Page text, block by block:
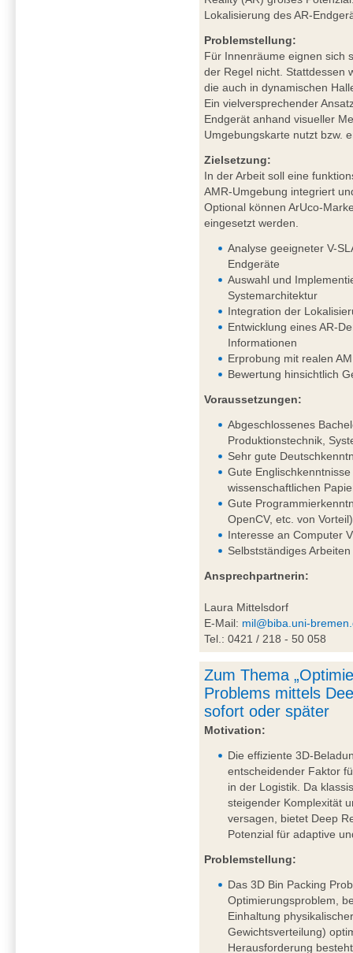
Lokalisierung des AR-
Problemstellung:
Für Innenräume eignen sich
der Regel nicht. Stattdessen
die auch in dynamischen
Ein vielversprechender
Endgerät anhand visueller
Umgebungskarte nutzt bzw.
Zielsetzung:
In der Arbeit soll eine
AMR-Umgebung integriert
Optional können ArUco-
eingesetzt werden.
Analyse geeigneter V-
Endgeräte
Auswahl und
Systemarchitektur
Integration der
Entwicklung eines AR-
Informationen
Erprobung mit realen
Bewertung hinsichtlich
Voraussetzungen:
Abgeschlossenes
Produktionstechnik,
Sehr gute
Gute
wissenschaftlichen
Gute
OpenCV, etc. von Vorteil)
Interesse an Computer
Selbstständiges
Ansprechpartnerin:
Laura Mittelsdorf
E-Mail: mil@biba.uni-
Tel.: 0421 / 218 - 50 058
Zum Thema
Problems mittels
sofort oder später
Motivation:
Die effiziente 3D-
entscheidender Faktor
in der Logistik. Da
steigender Komplexität
versagen, bietet Deep
Potenzial für adaptive
Problemstellung:
Das 3D Bin Packing
Optimierungsproblem,
Einhaltung
Gewichtsverteilung)
Herausforderung